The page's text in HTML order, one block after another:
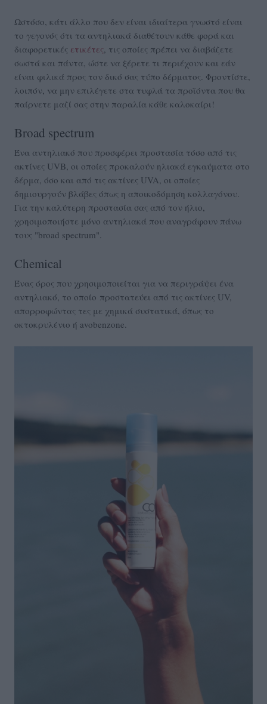
Ωστόσο, κάτι άλλο που δεν είναι ιδιαίτερα γνωστό είναι
το γεγονός ότι τα αντηλιακά διαθέτουν κάθε φορά και
διαφορετικές ετικέτες, τις οποίες πρέπει να διαβάζετε
σωστά και πάντα, ώστε να ξέρετε τι περιέχουν και εάν
είναι φιλικά προς τον δικό σας τύπο δέρματος. Φροντίστε,
λοιπόν, να μην επιλέγετε στα τυφλά τα προϊόντα που θα
παίρνετε μαζί σας στην παραλία κάθε καλοκαίρι!
Broad spectrum
Ένα αντηλιακό που προσφέρει προστασία τόσο από τις
ακτίνες UVB, οι οποίες προκαλούν ηλιακά εγκαύματα στο
δέρμα, όσο και από τις ακτίνες UVA, οι οποίες
δημιουργούν βλάβες όπως η αποικοδόμηση κολλαγόνου.
Για την καλύτερη προστασία σας από τον ήλιο,
χρησιμοποιήστε μόνο αντηλιακά που αναγράφουν πάνω
τους "broad spectrum".
Chemical
Ένας όρος που χρησιμοποιείται για να περιγράψει ένα
αντηλιακό, το οποίο προστατεύει από τις ακτίνες UV,
απορροφώντας τες με χημικά συστατικά, όπως το
οκτοκρυλένιο ή avobenzone.